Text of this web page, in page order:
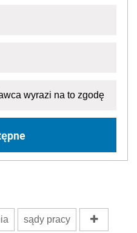
wyrazi na to zgodę
sądy pracy